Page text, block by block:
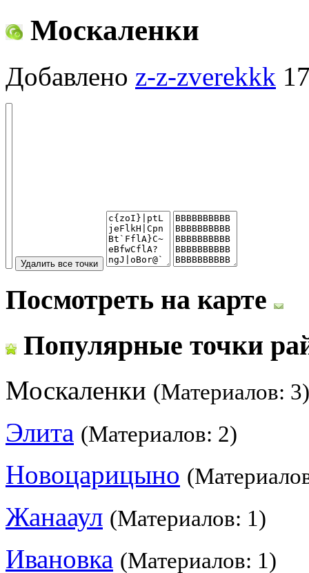
Москаленки
Добавлено z-z-zverekkk
Посмотреть на карте
Популярные точки
Москаленки (Материалов: 3)
Элита (Материалов: 2)
Новоцарицыно
Жанааул (Материалов: 1)
Ивановка (Материалов: 1)